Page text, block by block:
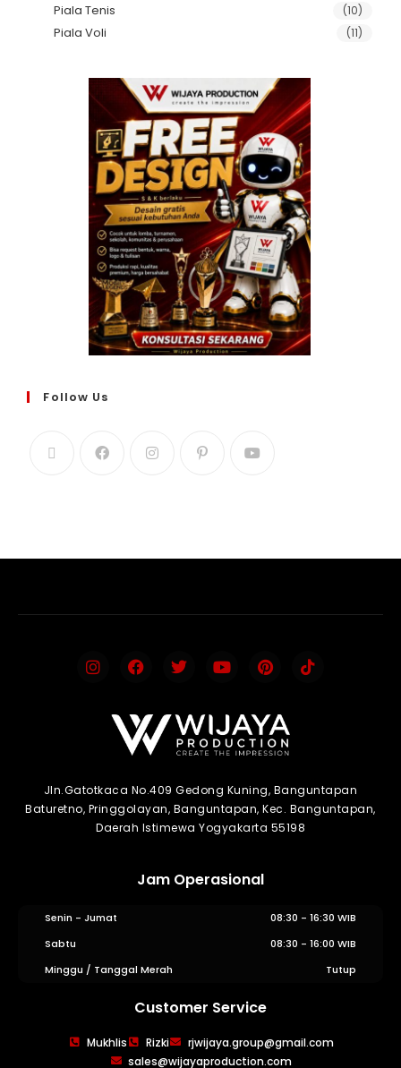
Piala Tenis (10)
Piala Voli (11)
Follow Us
WIJAYA PRODUCTION
Jln.Gatotkaca No.409 Gedong Kuning, Banguntapan
Baturetno, Pringgolayan, Banguntapan, Kec. Banguntapan,
Daerah Istimewa Yogyakarta 55198
Jam Operasional
Senin - Jumat
08:30 - 16:30 WIB
Sabtu
08:30 - 16:00 WIB
Minggu / Tanggal Merah
Tutup
Customer Service
Mukhlis Rizki
rjwijaya.group@gmail.com
sales@wijayaproduction.com